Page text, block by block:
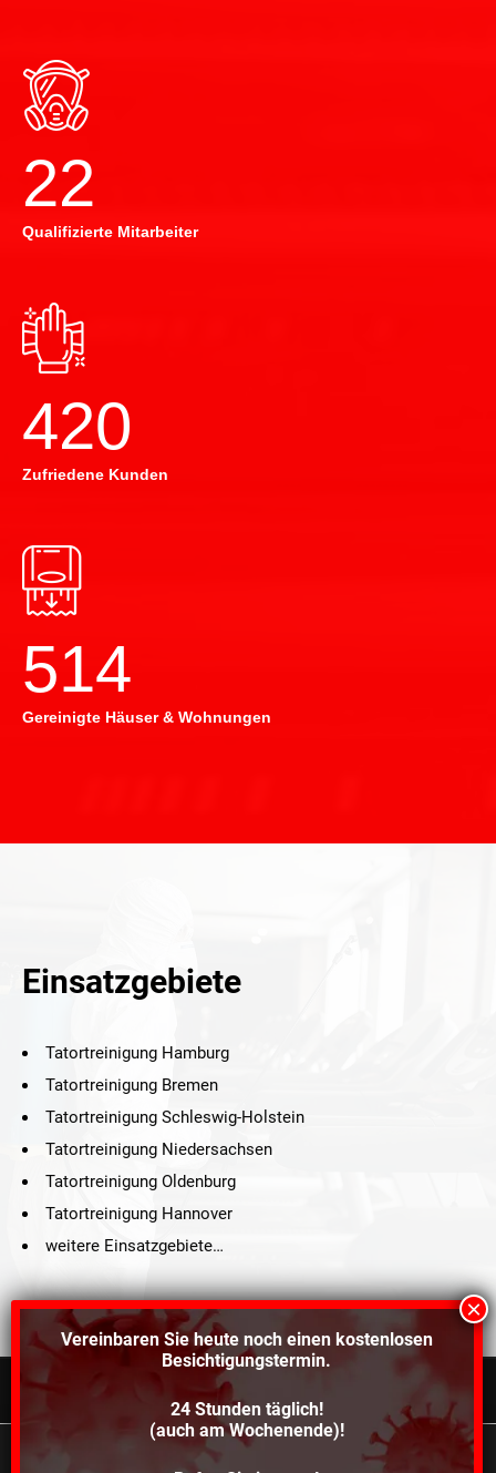
22
Qualifizierte Mitarbeiter
420
Zufriedene Kunden
514
Gereinigte Häuser & Wohnungen
Einsatzgebiete
Tatortreinigung Hamburg
Tatortreinigung Bremen
Tatortreinigung Schleswig-Holstein
Tatortreinigung Niedersachsen
Tatortreinigung Oldenburg
Tatortreinigung Hannover
weitere Einsatzgebiete…
©2021 Schröders Service Team Nord, All Rights Reserved.
Schroeder Service Team Nord
Vereinbaren Sie heute noch einen kostenlosen
Besichtigungstermin.
24 Stunden täglich!
(auch am Wochenende)!